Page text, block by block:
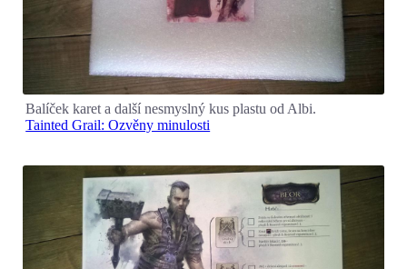
Balíček karet a další nesmyslný kus plastu od Albi.
Tainted Grail: Ozvěny minulosti